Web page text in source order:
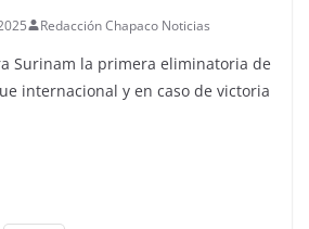
Redacción Chapaco Noticias
Surinam la primera eliminatoria de
internacional y en caso de victoria